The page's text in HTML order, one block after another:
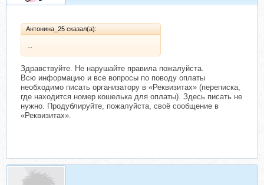
Антонина_25 сказал(а):
Здравствуйте. Не нарушайте правила пожалуйста.
Всю информацию и все вопросы по поводу оплаты
необходимо писать организатору в «Реквизитах» (переписка,
где находится номер кошелька для оплаты). Здесь писать не
нужно. Продублируйте, пожалуйста, своё сообщение в
«Реквизитах».